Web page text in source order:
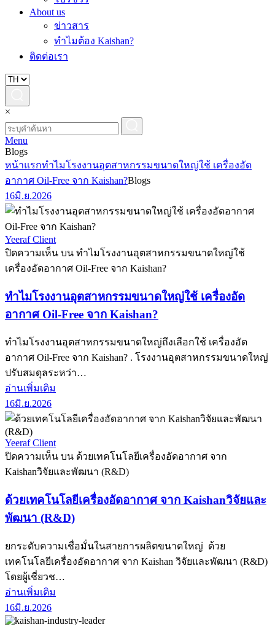
About us
ข่าวสาร
ทำไมต้อง Kaishan?
ติดต่อเรา
×
Menu
Blogs
หน้าแรกทำไมโรงงานอุตสาหกรรมขนาดใหญ่ใช้ เครื่องอัด
อากาศ Oil-Free จาก Kaishan?Blogs
16มิ.ย.2026
Yeeraf Client
ปิดความเห็น บน ทำไมโรงงานอุตสาหกรรมขนาดใหญ่ใช้
เครื่องอัดอากาศ Oil-Free จาก Kaishan?
ทำไมโรงงานอุตสาหกรรมขนาดใหญ่ใช้ เครื่องอัด
อากาศ Oil-Free จาก Kaishan?
ทำไมโรงงานอุตสาหกรรมขนาดใหญ่ถึงเลือกใช้ เครื่องอัด
อากาศ Oil-Free จาก Kaishan? . โรงงานอุตสาหกรรมขนาดใหญ่
ปรับสมดุลระหว่า…
อ่านเพิ่มเติม
16มิ.ย.2026
Yeeraf Client
ปิดความเห็น บน ด้วยเทคโนโลยีเครื่องอัดอากาศ จาก
Kaishanวิจัยและพัฒนา (R&D)
ด้วยเทคโนโลยีเครื่องอัดอากาศ จาก Kaishanวิจัยและ
พัฒนา (R&D)
ยกระดับความเชื่อมั่นในสายการผลิตขนาดใหญ่ ด้วย
เทคโนโลยีเครื่องอัดอากาศ จาก Kaishan วิจัยและพัฒนา (R&D)
โดยผู้เชี่ยวช…
อ่านเพิ่มเติม
16มิ.ย.2026